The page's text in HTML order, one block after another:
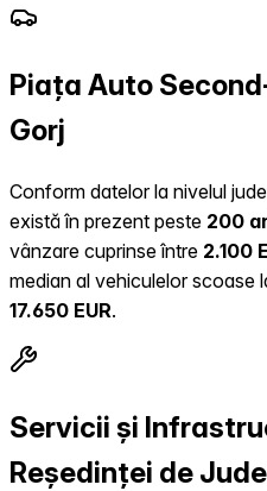
Piața Auto
Gorj
Conform datelor la nivelul
există în prezent peste 200
vânzare cuprinse între 2.100
median al vehiculelor scoase
17.650 EUR.
Servicii și
Reședinței de